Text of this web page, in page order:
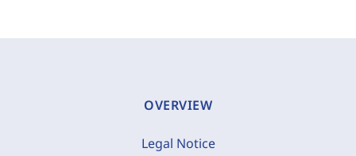
OVERVIEW
Legal Notice